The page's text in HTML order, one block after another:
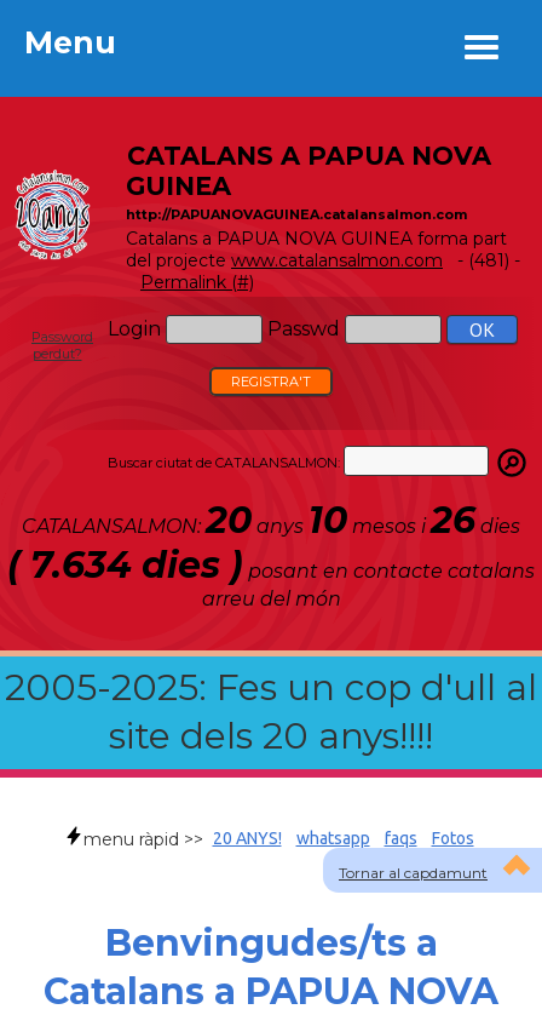
Menu
CATALANS A PAPUA NOVA
GUINEA
http://PAPUANOVAGUINEA.catalansalmon.com
Catalans a PAPUA NOVA GUINEA forma part
del projecte www.catalansalmon.com - (481) -
Permalink (#)
Login Passwd
Password
perdut?
REGISTRA'T
Buscar ciutat de CATALANSALMON:
CATALANSALMON:20 anys 10 mesos i26 dies
( 7.634 dies ) posant en contacte catalans
arreu del món
2005-2025: Fes un cop d'ull al
site dels 20 anys!!!!
Menu
Tornar al capdamunt
menu ràpid >> 20 ANYS! whatsapp faqs Fotos
Benvingudes/ts a
Catalans a PAPUA NOVA